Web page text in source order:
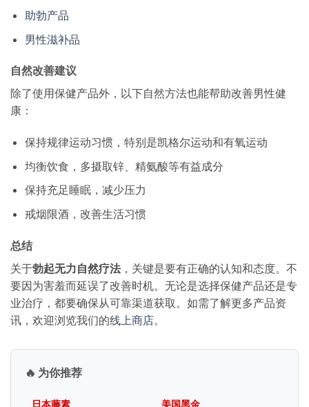
助勃产品
男性滋补品
自然改善建议
除了使用保健产品外，以下自然方法也能帮助改善男性健
康：
保持规律运动习惯，特别是凯格尔运动和有氧运动
均衡饮食，多摄取锌、精氨酸等有益成分
保持充足睡眠，减少压力
戒烟限酒，改善生活习惯
总结
关于勃起无力自然疗法 ，关键是要有正确的认知和态度。不
要因为害羞而延误了改善时机。无论是选择保健产品还是专
业治疗，都要确保从可靠渠道获取。如需了解更多产品资
讯，欢迎浏览我们的线上商店
🔥 为你推荐
日本藤素 美国黑金